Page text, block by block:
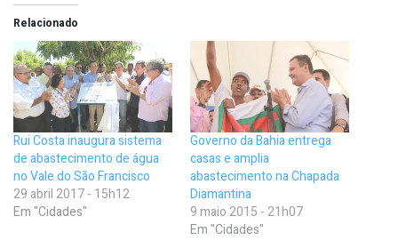
Relacionado
Rui Costa inaugura sistema
de abastecimento de água
no Vale do São Francisco
29 abril 2017 - 15h12
Em "Cidades"
Governo da Bahia entrega
casas e amplia
abastecimento na Chapada
Diamantina
9 maio 2015 - 21h07
Em "Cidades"